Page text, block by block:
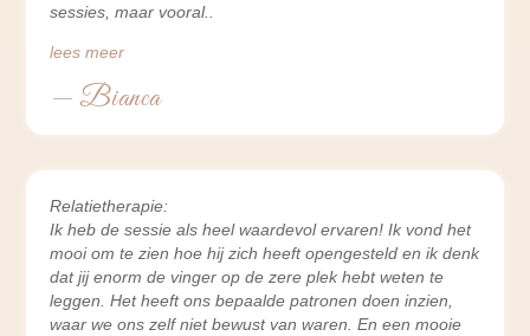
sessies, maar vooral
lees meer
— Bianca
Relatietherapie:
Ik heb de sessie als heel waardevol ervaren! Ik vond het
mooi om te zien hoe hij zich heeft opengesteld en ik denk
dat jij enorm de vinger op de zere plek hebt weten te
leggen. Het heeft ons bepaalde patronen doen inzien,
waar we ons zelf niet bewust van waren. En een mooie